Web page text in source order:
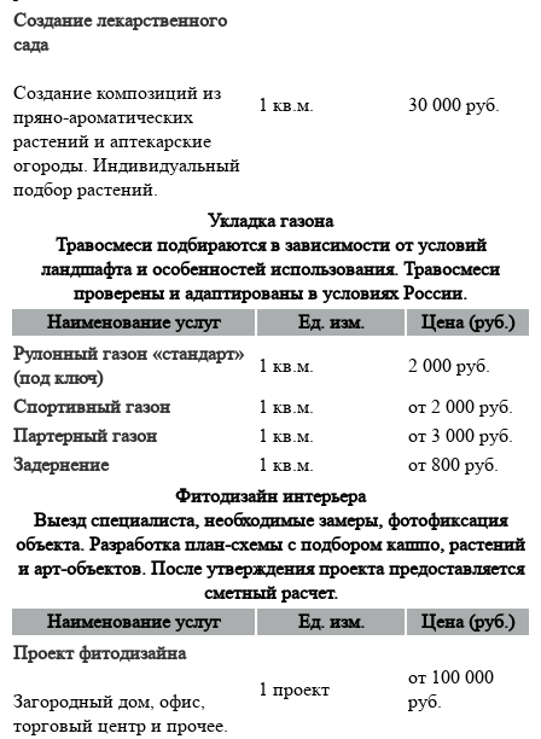
Создание лекарственного
сада
Создание композиций из
пряно-ароматических
растений и аптекарские
огороды. Индивидуальный
подбор растений.
1 кв.м. 30 000 руб.
Укладка газона
Травосмеси подбираются в зависимости от условий
ландшафта и особенностей использования. Травосмеси
проверены и адаптированы в условиях России.
Наименование услуг
Ед. изм.
Цена (руб.)
Рулонный газон «стандарт»
(под ключ)
1 кв.м.
2 000 руб.
Спортивный газон
1 кв.м.
от 2 000 руб.
Партерный газон
1 кв.м.
от 3 000 руб.
Задернение
1 кв.м.
от 800 руб.
Фитодизайн интерьера
Выезд специалиста, необходимые замеры, фотофиксация
объекта. Разработка план-схемы с подбором кашпо, растений
и арт-объектов. После утверждения проекта предоставляется
сметный расчет.
Наименование услуг
Ед. изм.
Цена (руб.)
Проект фитодизайна
Загородный дом, офис,
торговый центр и прочее.
1 проект
от 100 000
руб.